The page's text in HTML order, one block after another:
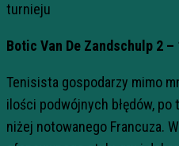
turnieju
Botic Van De Zandschulp 2 –
Tenisista gospodarzy mimo
ilości podwójnych błędów,
niżej notowanego Francuza.